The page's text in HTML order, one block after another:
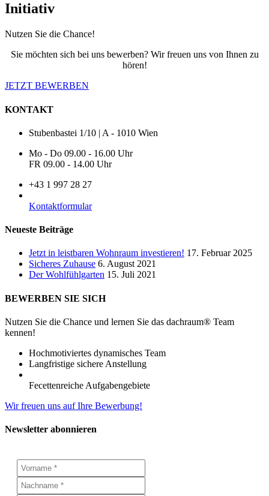
Initiativ
Nutzen Sie die Chance!
Sie möchten sich bei uns bewerben? Wir freuen uns von Ihnen zu
hören!
JETZT BEWERBEN
KONTAKT
Stubenbastei 1/10 | A - 1010 Wien
Mo - Do 09.00 - 16.00 Uhr
FR 09.00 - 14.00 Uhr
+43 1 997 28 27
Kontaktformular
Neueste Beiträge
Jetzt in leistbaren Wohnraum investieren! 17. Februar 2025
Sicheres Zuhause 6. August 2021
Der Wohlfühlgarten 15. Juli 2021
BEWERBEN SIE SICH
Nutzen Sie die Chance und lernen Sie das dachraum® Team
kennen!
Hochmotiviertes dynamisches Team
Langfristige sichere Anstellung
Fecettenreiche Aufgabengebiete
Wir freuen uns auf Ihre Bewerbung!
Newsletter abonnieren